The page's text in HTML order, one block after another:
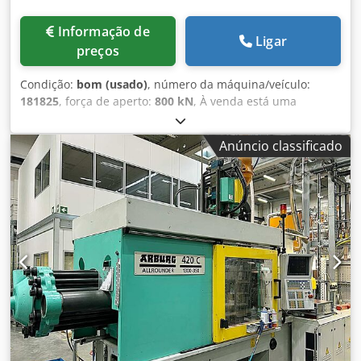
preços
Ligar
Condição: bom (usado), número da máquina/veículo:
181825, força de aperto: 800 kN, À venda está uma
injetora da marca Arburg, modelo Allrounder 370 S 800-
350. A máquina encontra-se em bom estado. Dados
técnicos: Arburg Allrounder 370 S 800-350 Injetora - Horas
de operação: - Ciclos da máquina: 8.011.944 - Bomba:
69.544 h - Operação automática: 59.358 h - Força de
fechamento: 800 kN (≈80 toneladas) - Distância entre
colunas (H x V): 370 mm x 370 mm, abertura livre entre as
colunas - Placas de fixação para molde (H x V): 545 mm x
545 mm - Curso de abertura máx.: 500 mm (ajustável) -
Altura mínima de instalação do molde: mín. 250 mm
(parcialmente também mín. 200 mm, dependendo da
execução) - Distância máxima entre placas: aprox. 650
mm−750 mm, dependendo da altura mínima do molde -
Força de extração: tipicamente cerca de 35 kN Transporte
e carregamento podem ser organizados em toda a Europa
Anúncio classificado